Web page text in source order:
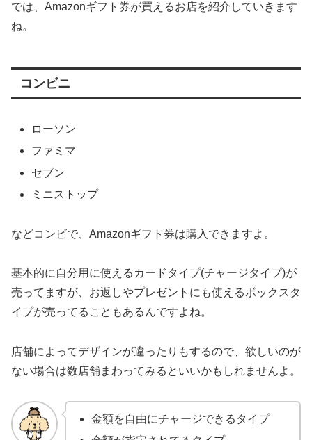
では、Amazonギフト券が買えるお店を紹介していきます
ね。
コンビニ
ローソン
ファミマ
セブン
ミニストップ
などコンビで、Amazonギフト券は購入できますよ。
基本的に自分用に使えるカードタイプ(チャージタイプ)が
売ってますが、お返しやプレゼントにも使えるボックスタ
イプが売ってることもあるんですよね。
店舗によってデザインが違ったりもするので、欲しいのが
ない場合は数店舗まわってみるといいかもしれませんよ。
金額を自由にチャージできるタイプ